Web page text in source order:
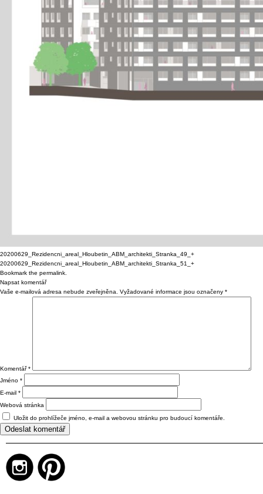
20200629_Rezidencni_areal_Hloubetin_ABM_architekti_Stranka_49_+
20200629_Rezidencni_areal_Hloubetin_ABM_architekti_Stranka_51_+
Bookmark the permalink
Napsat komentář
Vaše e-mailová adresa nebude zveřejněna.
Vyžadované informace jsou označeny *
Komentář*
Jméno *
E-mail *
Webová stránka
Uložit do prohlížeče jméno, e-mail a webovou stránku pro budoucí komentáře.